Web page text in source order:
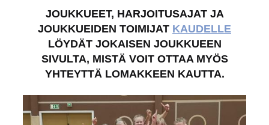
JOUKKUEET, HARJOITUSAJAT JA
JOUKKUEIDEN TOIMIJAT KAUDELLE
LÖYDÄT JOKAISEN JOUKKUEEN
SIVULTA, MISTÄ VOIT OTTAA MYÖS
YHTEYTTÄ LOMAKKEEN KAUTTA.